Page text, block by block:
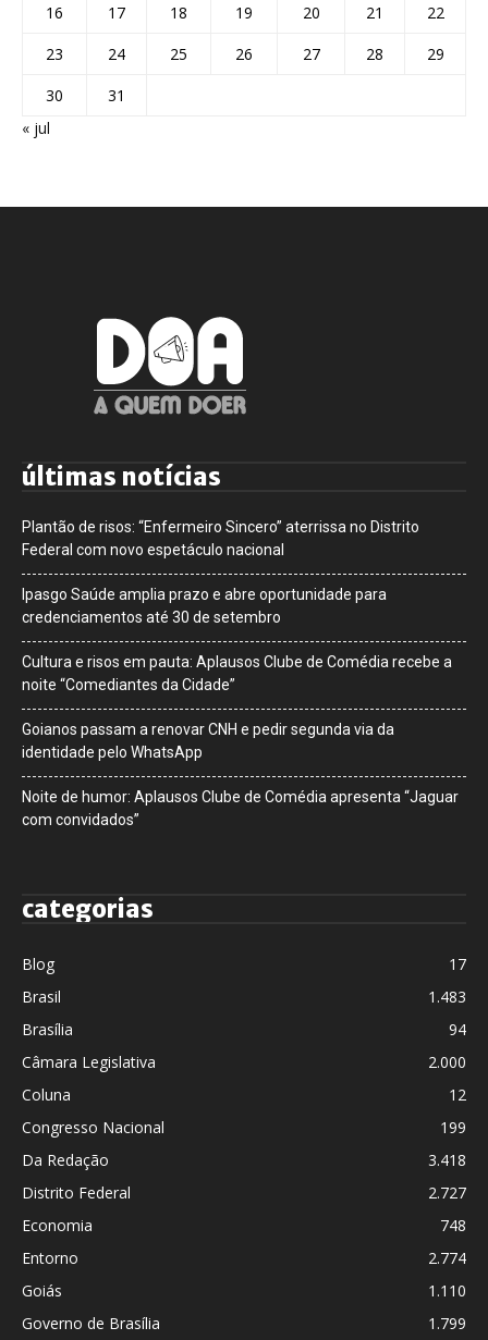
16
17 18 19 20 21
22
23
24 25 26 27 28
29
30
31
« jul
últimas notícias
Plantão de risos: “Enfermeiro Sincero” aterrissa no Distrito
Federal com novo espetáculo nacional
Ipasgo Saúde amplia prazo e abre oportunidade para
credenciamentos até 30 de setembro
Cultura e risos em pauta: Aplausos Clube de Comédia recebe a
noite “Comediantes da Cidade”
Goianos passam a renovar CNH e pedir segunda via da
identidade pelo WhatsApp
Noite de humor: Aplausos Clube de Comédia apresenta “Jaguar
com convidados”
categorias
Blog
17
Brasil
1.483
Brasília
94
Câmara Legislativa
2.000
Coluna
12
Congresso Nacional
199
Da Redação
3.418
Distrito Federal
2.727
Economia
748
Entorno
2.774
Goiás
1.110
Governo de Brasília
1.799